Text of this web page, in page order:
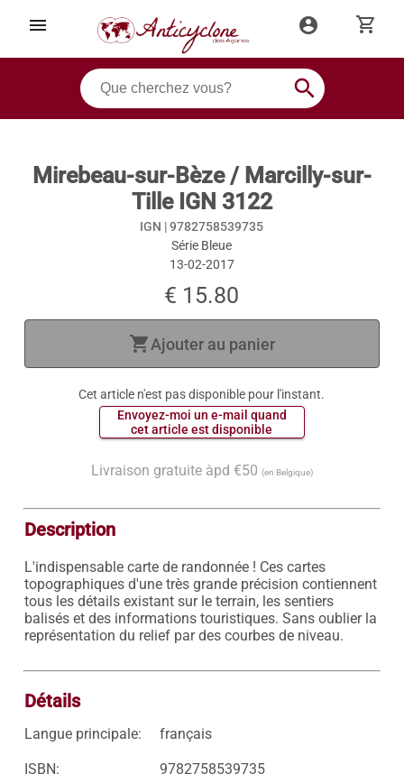
menu account_circle shopping_cart
search
Mirebeau-sur-Bèze / Marcilly-sur-
Tille IGN 3122
IGN |9782758539735
Série Bleue
13-02-2017
€ 15.80
shopping_cartAjouter au panier
Cet article n'est pas disponible pour l'instant.
Envoyez-moi un e-mail quand
Livraison gratuite àpd €50 (en Belgique)
Description
L'indispensable carte de randonnée ! Ces cartes
topographiques d'une très grande précision contiennent
tous les détails existant sur le terrain, les sentiers
balisés et des informations touristiques. Sans oublier la
représentation du relief par des courbes de niveau.
Détails
Langue principale: français
ISBN: 9782758539735